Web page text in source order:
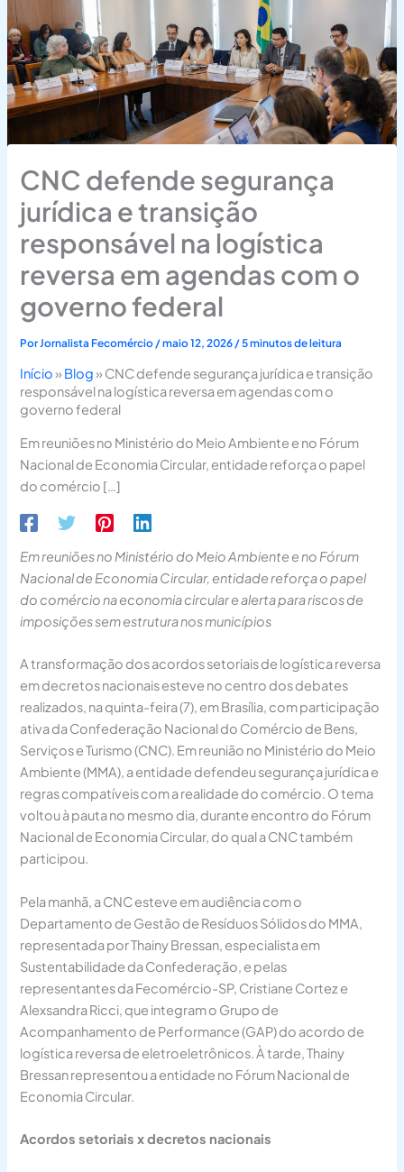
CNC defende segurança
jurídica e transição
responsável na logística
reversa em agendas com o
governo federal
PorJornalista Fecomércio/maio 12, 2026/5 minutos de leitura
Início» Blog» CNC defende segurança jurídica e transição
responsável na logística reversa em agendas com o
governo federal
Em reuniões no Ministério do Meio Ambiente e no Fórum
Nacional de Economia Circular, entidade reforça o papel
do comércio […]
Em reuniões no Ministério do Meio Ambiente e no Fórum
Nacional de Economia Circular, entidade reforça o papel
do comércio na economia circular e alerta para riscos de
imposições sem estrutura nos municípios
A transformação dos acordos setoriais de logística reversa
em decretos nacionais esteve no centro dos debates
realizados, na quinta-feira (7), em Brasília, com participação
ativa da Confederação Nacional do Comércio de Bens,
Serviços e Turismo (CNC). Em reunião no Ministério do Meio
Ambiente (MMA), a entidade defendeu segurança jurídica e
regras compatíveis com a realidade do comércio. O tema
voltou à pauta no mesmo dia, durante encontro do Fórum
Nacional de Economia Circular, do qual a CNC também
participou.
Pela manhã, a CNC esteve em audiência com o
Departamento de Gestão de Resíduos Sólidos do MMA,
representada por Thainy Bressan, especialista em
Sustentabilidade da Confederação, e pelas
representantes da Fecomércio-SP, Cristiane Cortez e
Alexsandra Ricci, que integram o Grupo de
Acompanhamento de Performance (GAP) do acordo de
logística reversa de eletroeletrônicos. À tarde, Thainy
Bressan representou a entidade no Fórum Nacional de
Economia Circular.
Acordos setoriais x decretos nacionais